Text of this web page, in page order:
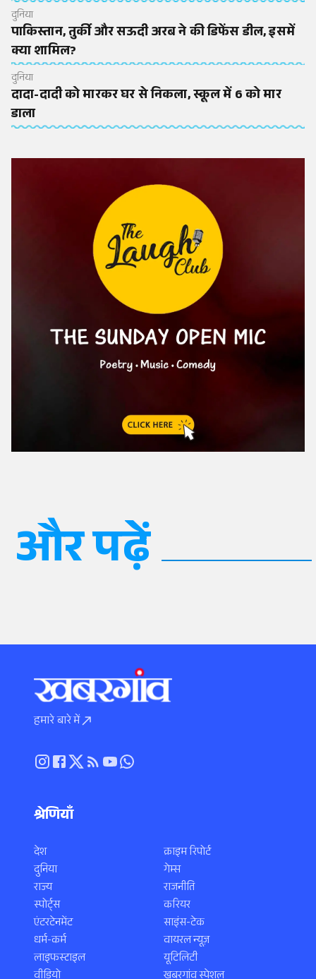
दुनिया
पाकिस्तान, तुर्की और सऊदी अरब ने की डिफेंस डील, इसमें
क्या शामिल?
दुनिया
दादा-दादी को मारकर घर से निकला, स्कूल में 6 को मार
डाला
और पढ़ें
हमारे बारे में
श्रेणियाँ
देश
दुनिया
राज्य
स्पोर्ट्स
एंटरटेनमेंट
धर्म-कर्म
लाइफस्टाइल
क्राइम रिपोर्ट
गेम्स
राजनीति
करियर
साइंस-टेक
वायरल न्यूज़
यूटिलिटी